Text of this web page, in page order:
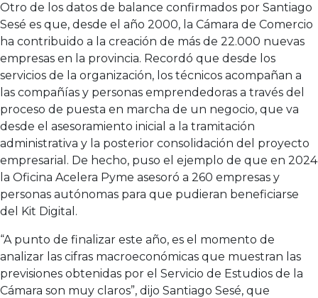
Otro de los datos de balance confirmados por Santiago
Sesé es que, desde el año 2000, la Cámara de Comercio
ha contribuido a la creación de más de 22.000 nuevas
empresas en la provincia. Recordó que desde los
servicios de la organización, los técnicos acompañan a
las compañías y personas emprendedoras a través del
proceso de puesta en marcha de un negocio, que va
desde el asesoramiento inicial a la tramitación
administrativa y la posterior consolidación del proyecto
empresarial. De hecho, puso el ejemplo de que en 2024
la Oficina Acelera Pyme asesoró a 260 empresas y
personas autónomas para que pudieran beneficiarse
del Kit Digital.
“A punto de finalizar este año, es el momento de
analizar las cifras macroeconómicas que muestran las
previsiones obtenidas por el Servicio de Estudios de la
Cámara son muy claros”, dijo Santiago Sesé, que